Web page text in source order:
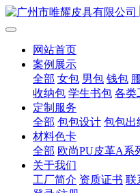
网站首页
案例展示
全部 女包 男包 钱包
收纳包 学生书包 各类
定制服务
全部 包包设计 包包出
材料色卡
全部 欧尚PU皮革A系
关于我们
工厂简介 资质证书 联